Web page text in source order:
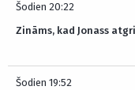
Šodien 20:22
Zināms, kad Jonass
Šodien 19:52